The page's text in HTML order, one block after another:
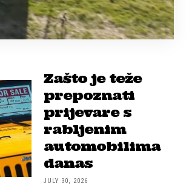
Zašto je teže
prepoznati
prijevare s
rabljenim
automobilima
danas
JULY 30, 2026